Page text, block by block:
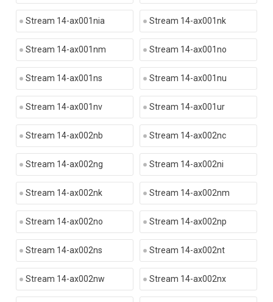
Stream 14-ax001nia Stream 14-ax001nk
Stream 14-ax001nm Stream 14-ax001no
Stream 14-ax001ns Stream 14-ax001nu
Stream 14-ax001nv Stream 14-ax001ur
Stream 14-ax002nb Stream 14-ax002nc
Stream 14-ax002ng Stream 14-ax002ni
Stream 14-ax002nk Stream 14-ax002nm
Stream 14-ax002no Stream 14-ax002np
Stream 14-ax002ns Stream 14-ax002nt
Stream 14-ax002nw Stream 14-ax002nx